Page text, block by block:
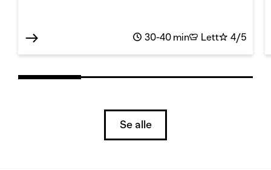
30-40 min Lett 4/5
Se alle